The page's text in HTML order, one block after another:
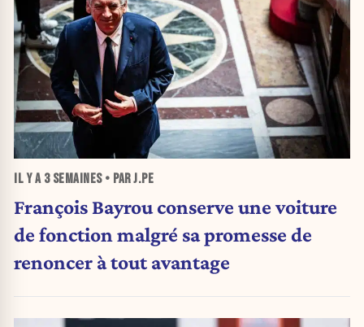
IL Y A 3 SEMAINES• PAR J.PE
François Bayrou conserve une voiture
de fonction malgré sa promesse de
renoncer à tout avantage